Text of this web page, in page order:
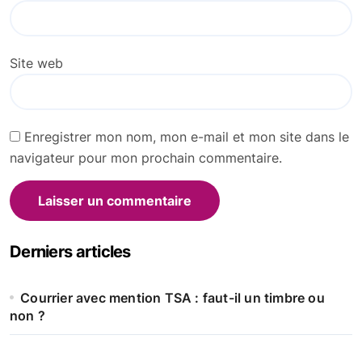
Site web
Enregistrer mon nom, mon e-mail et mon site dans le
navigateur pour mon prochain commentaire.
Alternative:
Derniers articles
Courrier avec mention TSA : faut-il un timbre ou
non ?